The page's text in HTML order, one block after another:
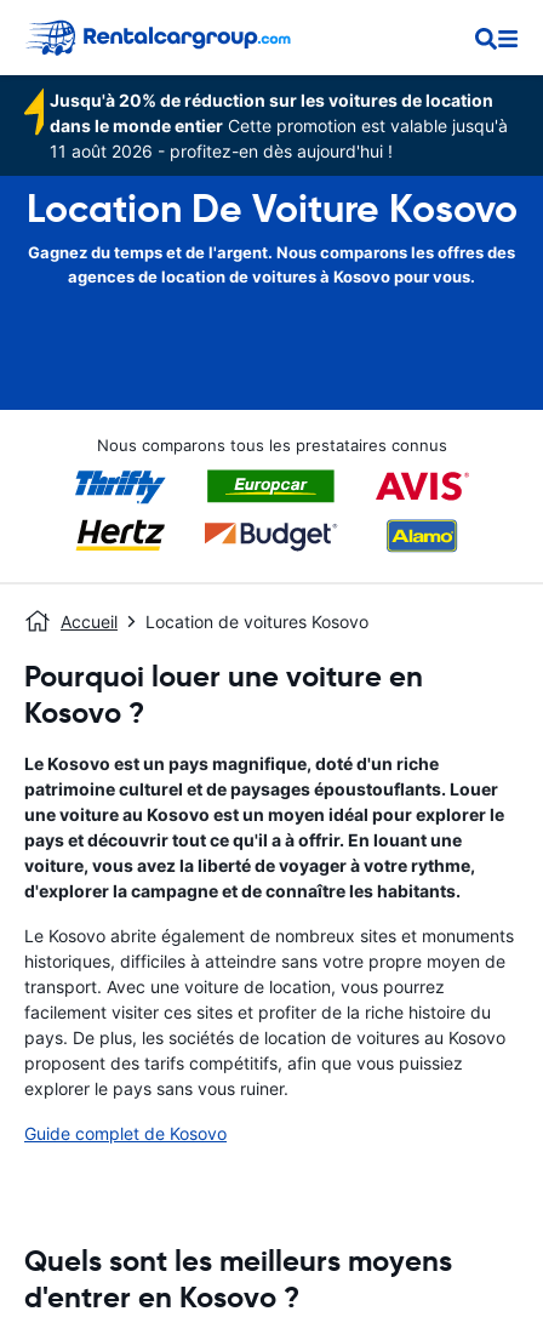
Jusqu'à 20% de réduction sur les voitures de location
dans le monde entier Cette promotion est valable jusqu'à
11 août 2026 - profitez-en dès aujourd'hui !
Location De Voiture Kosovo
Gagnez du temps et de l'argent. Nous comparons les offres des
agences de location de voitures à Kosovo pour vous.
Nous comparons tous les prestataires connus
Accueil Location de voitures Kosovo
Pourquoi louer une voiture en
Kosovo ?
Le Kosovo est un pays magnifique, doté d'un riche
patrimoine culturel et de paysages époustouflants. Louer
une voiture au Kosovo est un moyen idéal pour explorer le
pays et découvrir tout ce qu'il a à offrir. En louant une
voiture, vous avez la liberté de voyager à votre rythme,
d'explorer la campagne et de connaître les habitants.
Le Kosovo abrite également de nombreux sites et monuments
historiques, difficiles à atteindre sans votre propre moyen de
transport. Avec une voiture de location, vous pourrez
facilement visiter ces sites et profiter de la riche histoire du
pays. De plus, les sociétés de location de voitures au Kosovo
proposent des tarifs compétitifs, afin que vous puissiez
explorer le pays sans vous ruiner.
Guide complet de Kosovo
Quels sont les meilleurs moyens
d'entrer en Kosovo ?